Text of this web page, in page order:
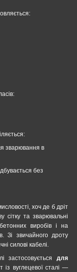
зварювання в
без
хоч де б дріт
сітку та зварювальні
виробів і на
Зі звичайного дроту
силові кабелі.
застосовуєтьсядля
із вуглецевої сталі —